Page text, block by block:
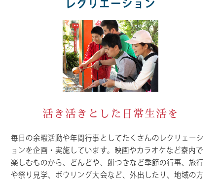
レクリエーション
活き活きとした日常生活を
毎日の余暇活動や年間行事としてたくさんのレクリェーシ
ョンを企画・実施しています。映画やカラオケなど寮内で
楽しむものから、どんどや、餅つきなど季節の行事、旅行
や祭り見学、ボウリング大会など、外出したり、地域の方